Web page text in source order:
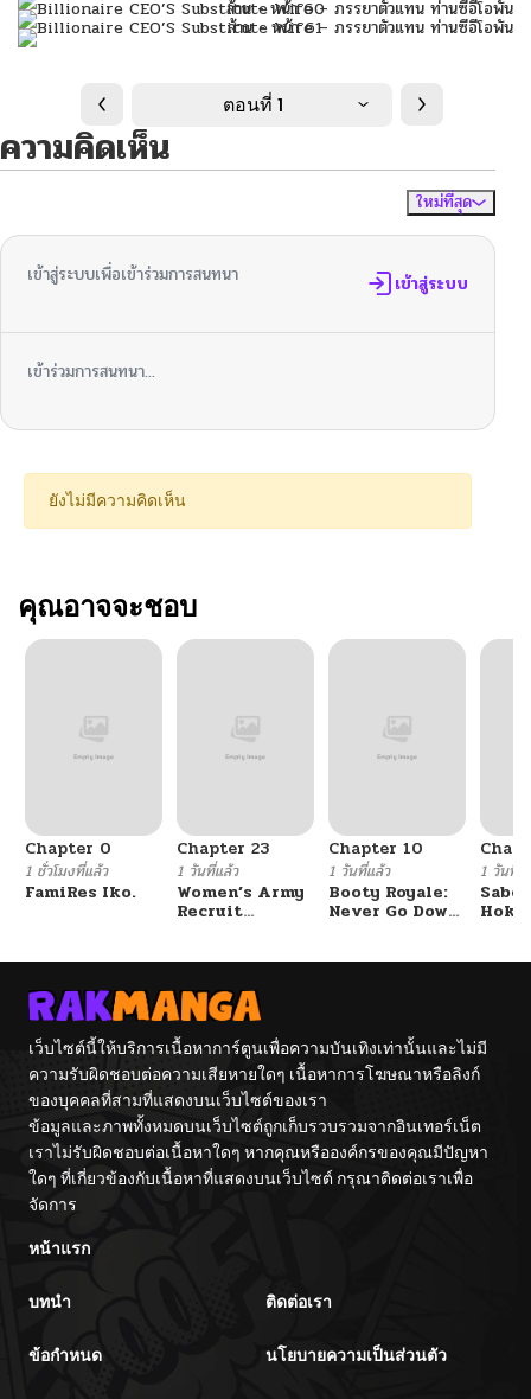
ตอนที่ 1
ความคิดเห็น
ใหม่ที่สุด
เข้าสู่ระบบเพื่อเข้าร่วมการสนทนา เข้าสู่ระบบ
เข้าร่วมการสนทนา...
ยังไม่มีความคิดเห็น
คุณอาจจะชอบ
Chapter 0
1 ชั่วโมงที่แล้ว
FamiRes Iko.
Chapter 23
1 วันที่แล้ว
Women’s Army
Recruit
Chapter 10
1 วันที่แล้ว
Booty Royale:
Never Go Down
1 วันที่แ
เว็บไซต์นี้ให้บริการเนื้อหาการ์ตูนเพื่อความบันเทิงเท่านั้นและไม่มี
ความรับผิดชอบต่อความเสียหายใดๆ เนื้อหาการโฆษณาหรือลิงก์
ของบุคคลที่สามที่แสดงบนเว็บไซต์ของเรา
ข้อมูลและภาพทั้งหมดบนเว็บไซต์ถูกเก็บรวบรวมจากอินเทอร์เน็ต
เราไม่รับผิดชอบต่อเนื้อหาใดๆ หากคุณหรือองค์กรของคุณมีปัญหา
ใดๆ ที่เกี่ยวข้องกับเนื้อหาที่แสดงบนเว็บไซต์ กรุณาติดต่อเราเพื่อ
จัดการ
หน้าแรก
บทนำ ติดต่อเรา
ข้อกำหนด นโยบายความเป็นส่วนตัว